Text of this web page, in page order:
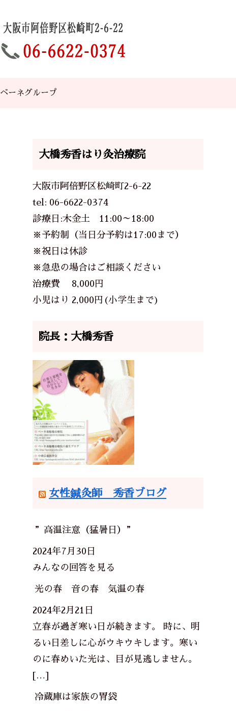
ベーネグループ
大橋秀香はり灸治療院
大阪市阿倍野区松崎町2-6-22
tel: 06-6622-0374
診療日:木金土 11:00～18:00
※予約制（当日分予約は17:00まで）
※祝日は休診
※急患の場合はご相談ください
治療費 8,000円
小児はり 2,000円(小学生まで)
院長：大橋秀香
女性鍼灸師 秀香ブログ
”高温注意（猛暑日）”
2024年7月30日
みんなの回答を見る
光の春 音の春 気温の春
2024年2月21日
立春が過ぎ寒い日が続きます。 時に、明
るい日差しに心がウキウキします。寒い
のに春めいた光は、目が見逃しません。
[…]
冷蔵庫は家族の胃袋